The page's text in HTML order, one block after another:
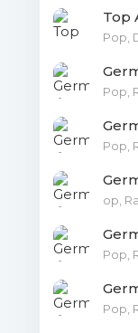
23.
Landslide
24.
Go.mp3
Pop,
Pop,
Pop,
op,
Pop,
Pop,